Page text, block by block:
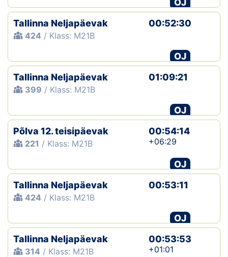
Klubid
Suletud maastikud
Püsirajad
Ajalugu
Koolitused
OJ
Tallinna Neljapäevak
424 / Klass: M21B
00:52:30
OJ
Tallinna Neljapäevak
399 / Klass: M21B
01:09:21
OJ
Põlva 12. teisipäevak
221 / Klass: M21B
00:54:14
+06:29
OJ
Tallinna Neljapäevak
424 / Klass: M21B
00:53:11
OJ
Tallinna Neljapäevak
314 / Klass: M21B
00:53:53
+01:01